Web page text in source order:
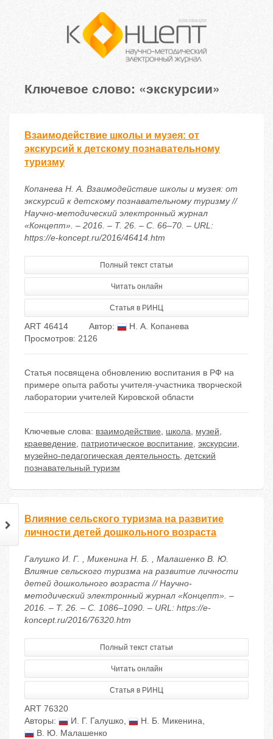
Ключевое слово: «экскурсии»
Взаимодействие школы и музея: от
экскурсий к детскому познавательному
туризму
Копанева Н. А. Взаимодействие школы и музея: от
экскурсий к детскому познавательному туризму //
Научно-методический электронный журнал
«Концепт». – 2016. – Т. 26. – С. 66–70. – URL:
https://e-koncept.ru/2016/46414.htm
Полный текст статьи
Читать онлайн
Статья в РИНЦ
ART 46414 Автор:
Н. А. Копанева
Просмотров: 2126
Статья посвящена обновлению воспитания в РФ на
примере опыта работы учителя-участника творческой
лаборатории учителей Кировской области
Ключевые слова: взаимодействие, школа, музей,
краеведение, патриотическое воспитание, экскурсии,
музейно-педагогическая деятельность, детский
познавательный туризм
Влияние сельского туризма на развитие
личности детей дошкольного возраста
Галушко И. Г. , Микенина Н. Б. , Малашенко В. Ю.
Влияние сельского туризма на развитие личности
детей дошкольного возраста // Научно-
методический электронный журнал «Концепт». –
2016. – Т. 26. – С. 1086–1090. – URL: https://e-
koncept.ru/2016/76320.htm
Полный текст статьи
Читать онлайн
Статья в РИНЦ
ART 76320
Авторы:
И. Г. Галушко, Н. Б. Микенина,
В. Ю. Малашенко